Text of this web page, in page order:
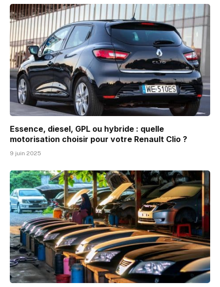
Essence, diesel, GPL ou hybride : quelle
motorisation choisir pour votre Renault Clio ?
9 juin 2025